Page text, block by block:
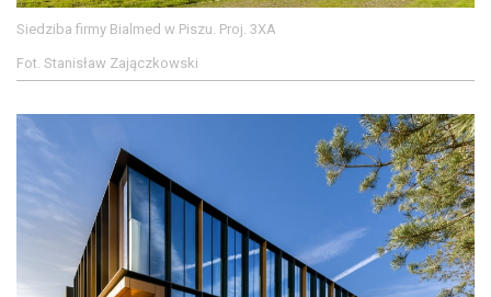
Siedziba firmy Bialmed w Piszu. Proj. 3XA
Fot. Stanisław Zajączkowski